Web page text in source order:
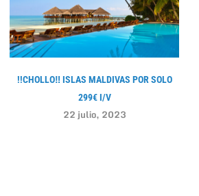
!!CHOLLO‼ ISLAS MALDIVAS POR SOLO
299€ I/V
22 julio, 2023